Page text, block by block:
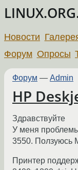
Новости
Форум Опросы
Форум — Admin
HP
Здравствуйте
У меня
3550. Ползуюсь
Принтер